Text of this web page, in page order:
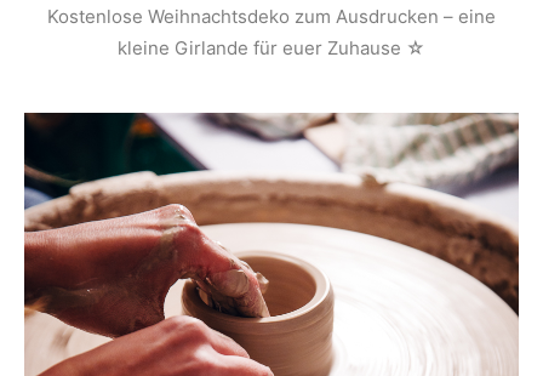
Kostenlose Weihnachtsdeko zum Ausdrucken – eine
kleine Girlande für euer Zuhause ☆